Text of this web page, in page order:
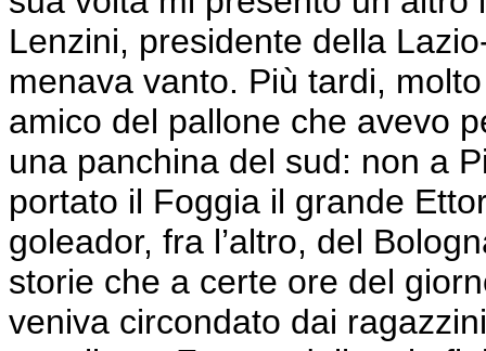
Lenzini, presidente della
menava vanto. Più tardi,
amico del pallone che avevo
una panchina del sud: non a
portato il Foggia il grande
goleador, fra l’altro, del
storie che a certe ore del
veniva circondato dai